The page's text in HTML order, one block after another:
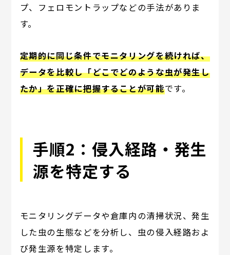
プ、フェロモントラップなどの手法がありま
す。
定期的に同じ条件でモニタリングを続ければ、
データを比較し「どこでどのような虫が発生し
たか」を正確に把握することが可能です。
手順2：侵入経路・発生
源を特定する
モニタリングデータや倉庫内の清掃状況、発生
した虫の生態などを分析し、虫の侵入経路およ
び発生源を特定します。